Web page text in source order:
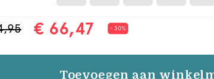
€ 66,47 - 30%
Toevoegen aan